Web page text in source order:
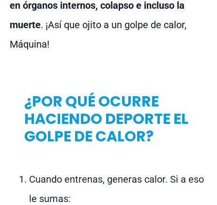
en órganos internos, colapso e incluso la
muerte. ¡Así que ojito a un golpe de calor,
Máquina!
¿POR QUÉ OCURRE
HACIENDO DEPORTE EL
GOLPE DE CALOR?
Cuando entrenas, generas calor. Si a eso
le sumas: